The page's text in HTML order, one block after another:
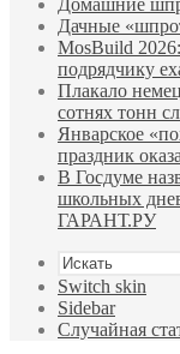
Домашние
Дачные
MosBuild
подрядчиĸу
Плакало
сотнях тонн
Январское
праздник
В Госдуме
школьных
ГАРАНТ.РУ
Switch skin
Sidebar
Случайная